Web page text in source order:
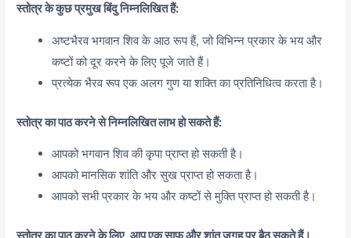
स्तोत्र के कुछ प्रमुख बिंदु निम्नलिखित हैं:
अष्टभैरव भगवान शिव के आठ रूप हैं, जो विभिन्न प्रकार के भय और
कष्टों को दूर करने के लिए पूजे जाते हैं।
प्रत्येक भैरव रूप एक अलग गुण या शक्ति का प्रतिनिधित्व करता है।
स्तोत्र का पाठ करने से निम्नलिखित लाभ हो सकते हैं:
आपको भगवान शिव की कृपा प्राप्त हो सकती है।
आपको मानसिक शांति और सुख प्राप्त हो सकता है।
आपको सभी प्रकार के भय और कष्टों से मुक्ति प्राप्त हो सकती है।